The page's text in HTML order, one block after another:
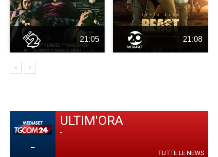
21:05 21:08
-
ULTIM'ORA
-
TUTTE LE NEWS